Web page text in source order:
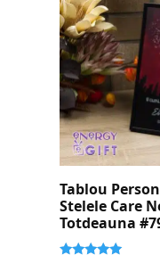
Tablou
Stelele Care
Totdeauna